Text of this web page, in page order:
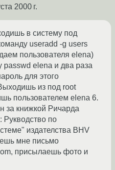
2000 г.
в систему под
useradd -g users
пользователя elena)
elena и два раза
для этого
из под root
пользователем elena 6.
за книжкой Ричарда
Рукводство по
издателства BHV
мне письмо
присылаешь фото и